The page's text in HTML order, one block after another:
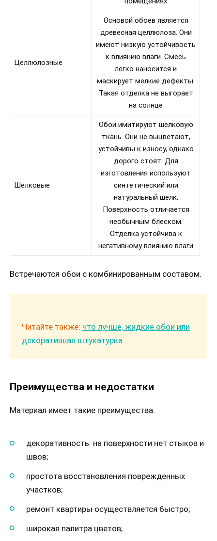
Целлюлозные
Основой обоев является
древесная целлюлоза. Они
имеют низкую устойчивость
к влиянию влаги. Смесь
легко наносится и
маскирует мелкие дефекты.
Такая отделка не выгорает
на солнце
Шелковые
Обои имитируют шелковую
ткань. Они не выцветают,
устойчивы к износу, однако
дорого стоят. Для
изготовления используют
синтетический или
натуральный шелк.
Поверхность отличается
необычным блеском.
Отделка устойчива к
негативному влиянию влаги
Встречаются обои с комбинированным составом.
Читайте также: что лучше, жидкие обои или
декоративная штукатурка
Преимущества и недостатки
Материал имеет такие преимущества:
декоративность: на поверхности нет стыков и
швов;
простота восстановления поврежденных
участков;
ремонт квартиры осуществляется быстро;
широкая палитра цветов;